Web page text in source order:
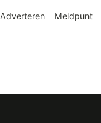
Adverteren Meldpunt